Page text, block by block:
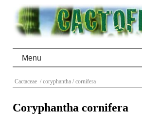
Menu
Cactaceae / coryphantha / cornifera
Coryphantha cornifera